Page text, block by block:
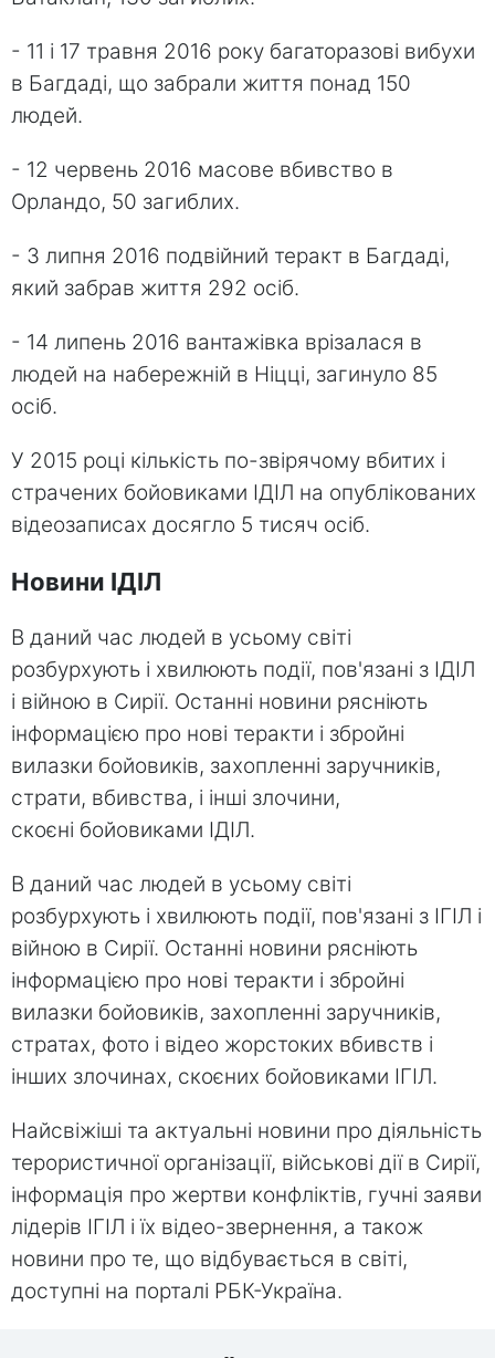
- 11 і 17 травня 2016 року багаторазові вибухи
в Багдаді, що забрали життя понад 150
людей.
- 12 червень 2016 масове вбивство в
Орландо, 50 загиблих.
- 3 липня 2016 подвійний теракт в Багдаді,
який забрав життя 292 осіб.
- 14 липень 2016 вантажівка врізалася в
людей на набережній в Ніцці, загинуло 85
осіб.
У 2015 році кількість по-звірячому вбитих і
страчених бойовиками ІДІЛ на опублікованих
відеозаписах досягло 5 тисяч осіб.
Новини ІДІЛ
В даний час людей в усьому світі
розбурхують і хвилюють події, пов'язані з ІДІЛ
і війною в Сирії. Останні новини рясніють
інформацією про нові теракти і збройні
вилазки бойовиків, захопленні заручників,
страти, вбивства, і інші злочини,
скоєні бойовиками ІДІЛ.
В даний час людей в усьому світі
розбурхують і хвилюють події, пов'язані з ІГІЛ і
війною в Сирії. Останні новини рясніють
інформацією про нові теракти і збройні
вилазки бойовиків, захопленні заручників,
стратах, фото і відео жорстоких вбивств і
інших злочинах, скоєних бойовиками ІГІЛ.
Найсвіжіші та актуальні новини про діяльність
терористичної організації, військові дії в Сирії,
інформація про жертви конфліктів, гучні заяви
лідерів ІГІЛ і їх відео-звернення, а також
новини про те, що відбувається в світі,
доступні на порталі РБК-Україна.